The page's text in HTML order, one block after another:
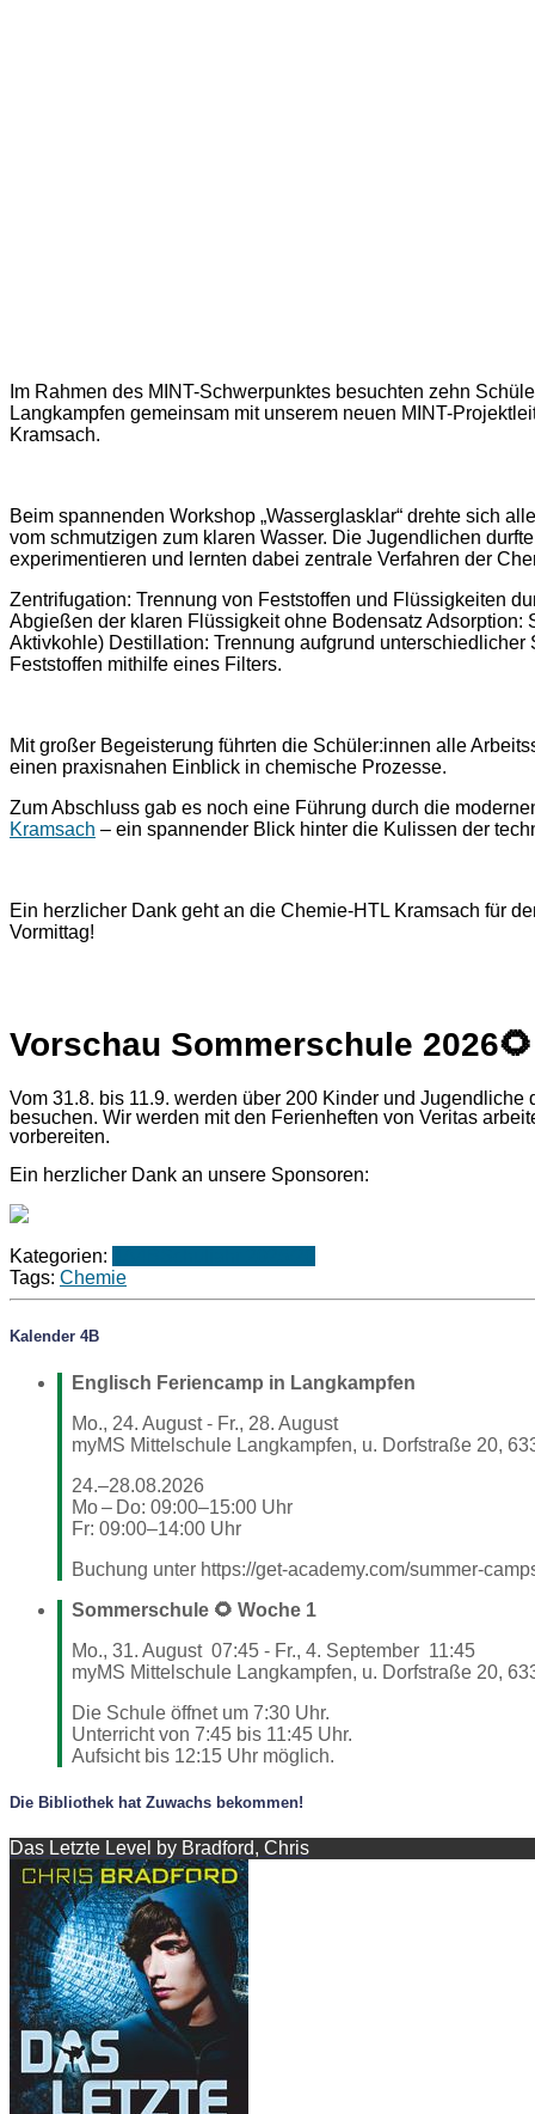
Im Rahmen des MINT-Schwerpunktes besuchten zehn
Langkampfen gemeinsam mit unserem neuen MINT-
Kramsach.
Beim spannenden Workshop „Wasserglasklar“ drehte sich
vom schmutzigen zum klaren Wasser. Die Jugendlichen
experimentieren und lernten dabei zentrale Verfahren der
Zentrifugation: Trennung von Feststoffen und Flüssigkeiten
Abgießen der klaren Flüssigkeit ohne Bodensatz Adsorption:
Aktivkohle) Destillation: Trennung aufgrund
Feststoffen mithilfe eines Filters.
Mit großer Begeisterung führten die Schüler:innen alle
einen praxisnahen Einblick in chemische Prozesse.
Zum Abschluss gab es noch eine Führung durch die
Kramsach – ein spannender Blick hinter die Kulissen der
Ein herzlicher Dank geht an die Chemie-HTL Kramsach für
Vormittag!
Vorschau Sommerschule 2026🌻
Vom 31.8. bis 11.9. werden über 200 Kinder und
besuchen. Wir werden mit den Ferienheften von Veritas
vorbereiten.
Ein herzlicher Dank an unsere Sponsoren:
Kategorien:
Tags: Chemie
Kalender 4B
Englisch Feriencamp in Langkampfen
Mo., 24. August- Fr., 28. August
myMS Mittelschule Langkampfen, u. Dorfstraße 20,
24.–28.08.2026
Mo – Do: 09:00–15:00 Uhr
Fr: 09:00–14:00 Uhr
Buchung unter https://get-academy.com/summer-
Sommerschule 🌻 Woche 1
Mo., 31. August 07:45 - Fr., 4. September 11:45
myMS Mittelschule Langkampfen, u. Dorfstraße 20,
Die Schule öffnet um 7:30 Uhr.
Unterricht von 7:45 bis 11:45 Uhr.
Aufsicht bis 12:15 Uhr möglich.
Die Bibliothek hat Zuwachs bekommen!
Das Letzte Level by Bradford, Chris